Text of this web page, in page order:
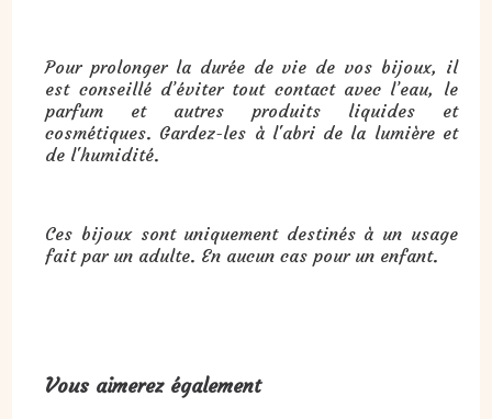
Pour prolonger la durée de vie de vos bijoux, il
est conseillé d’éviter tout contact avec l’eau, le
parfum et autres produits liquides et
cosmétiques. Gardez-les à l'abri de la lumière et
de l'humidité.
Ces bijoux sont uniquement destinés à un usage
fait par un adulte. En aucun cas pour un enfant.
Vous aimerez également